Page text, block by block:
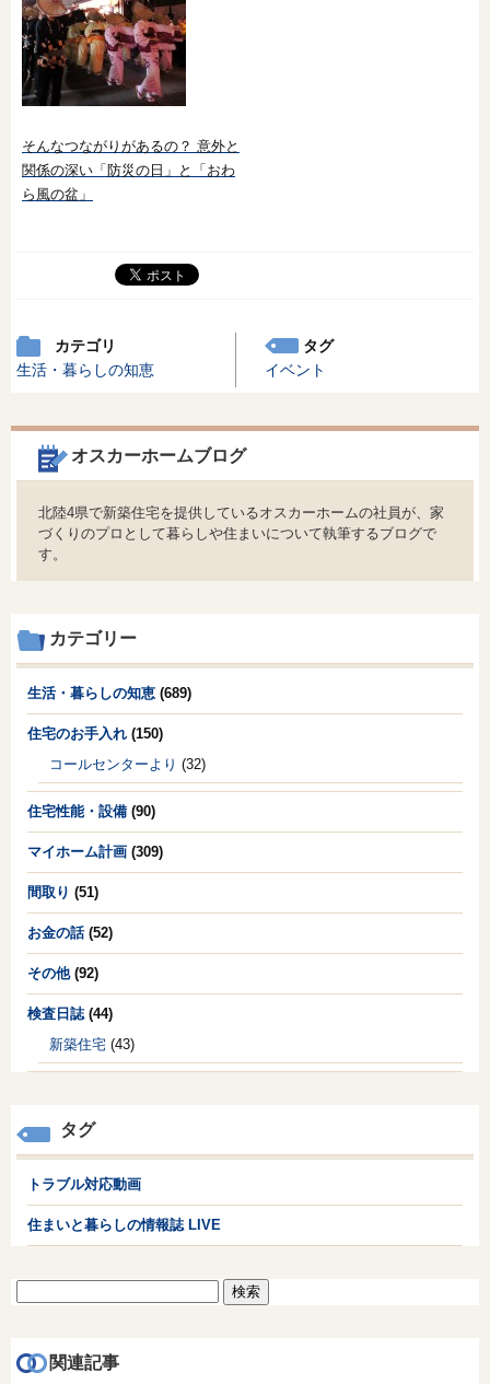
そんなつながりがあるの？ 意外と
関係の深い「防災の日」と「おわ
ら風の盆」
カテゴリ
生活・暮らしの知恵
タグ
イベント
オスカーホームブログ
北陸4県で新築住宅を提供しているオスカーホームの社員が、家
づくりのプロとして暮らしや住まいについて執筆するブログで
す。
カテゴリー
生活・暮らしの知恵 (689)
住宅のお手入れ (150)
コールセンターより (32)
住宅性能・設備 (90)
マイホーム計画 (309)
間取り (51)
お金の話(52)
その他(92)
検査日誌 (44)
新築住宅 (43)
タグ
トラブル対応動画
住まいと暮らしの情報誌 LIVE
索:
関連記事